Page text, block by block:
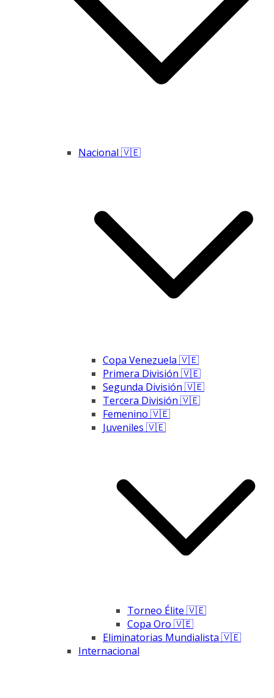
Nacional 🇻🇪
Copa Venezuela 🇻🇪
Primera División 🇻🇪
Segunda División 🇻🇪
Tercera División 🇻🇪
Femenino 🇻🇪
Juveniles 🇻🇪
Torneo Élite 🇻🇪
Copa Oro 🇻🇪
Eliminatorias Mundialista 🇻🇪
Internacional